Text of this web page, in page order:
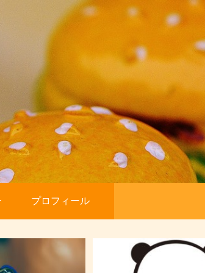
プロフィール